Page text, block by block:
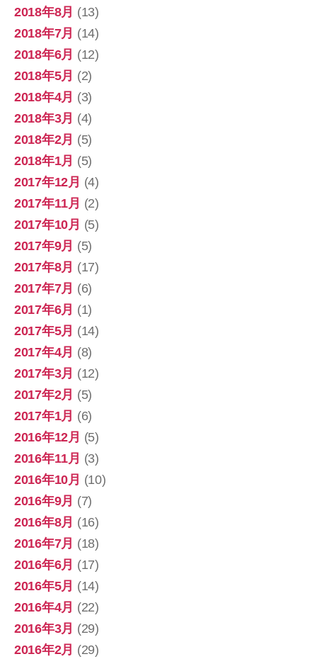
2018年8月 (13)
2018年7月 (14)
2018年6月 (12)
2018年5月 (2)
2018年4月 (3)
2018年3月 (4)
2018年2月 (5)
2018年1月 (5)
2017年12月 (4)
2017年11月 (2)
2017年10月 (5)
2017年9月 (5)
2017年8月 (17)
2017年7月 (6)
2017年6月 (1)
2017年5月 (14)
2017年4月 (8)
2017年3月 (12)
2017年2月 (5)
2017年1月 (6)
2016年12月 (5)
2016年11月 (3)
2016年10月 (10)
2016年9月 (7)
2016年8月 (16)
2016年7月 (18)
2016年6月 (17)
2016年5月 (14)
2016年4月 (22)
2016年3月 (29)
2016年2月 (29)